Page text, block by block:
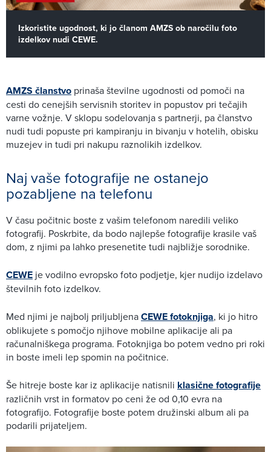
Izkoristite ugodnost, ki jo članom AMZS ob naročilu foto
izdelkov nudi CEWE.
AMZS članstvo prinaša številne ugodnosti od pomoči na
cesti do cenejših servisnih storitev in popustov pri tečajih
varne vožnje. V sklopu sodelovanja s partnerji, pa članstvo
nudi tudi popuste pri kampiranju in bivanju v hotelih, obisku
muzejev in tudi pri nakupu raznolikih izdelkov.
Naj vaše fotografije ne ostanejo
pozabljene na telefonu
V času počitnic boste z vašim telefonom naredili veliko
fotografij. Poskrbite, da bodo najlepše fotografije krasile vaš
dom, z njimi pa lahko presenetite tudi najbližje sorodnike.
CEWE je vodilno evropsko foto podjetje, kjer nudijo izdelavo
številnih foto izdelkov.
Med njimi je najbolj priljubljenaCEWE fotoknjiga, ki jo hitro
oblikujete s pomočjo njihove mobilne aplikacije ali pa
računalniškega programa. Fotoknjiga bo potem vedno pri roki
in boste imeli lep spomin na počitnice.
Še hitreje boste kar iz aplikacije natisnili klasične fotografije
različnih vrst in formatov po ceni že od 0,10 evra na
fotografijo. Fotografije boste potem družinski album ali pa
podarili prijateljem.